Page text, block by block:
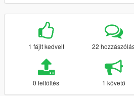
1 fájlt kedvelt 22
0 feltöltés 1 követő